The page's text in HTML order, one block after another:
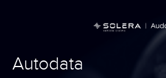
Autodata